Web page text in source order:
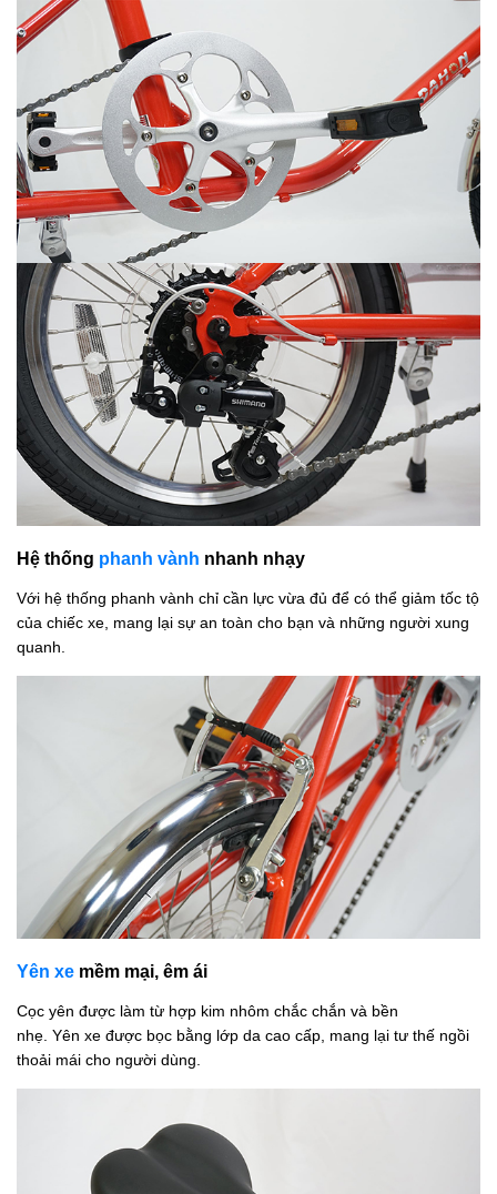
Hệ thống phanh vành nhanh nhạy
Với hệ thống phanh vành chỉ cần lực vừa đủ để có thể giảm tốc tộ
của chiếc xe, mang lại sự an toàn cho bạn và những người xung
quanh.
Yên xe mềm mại, êm ái
Cọc yên được làm từ hợp kim nhôm chắc chắn và bền
nhẹ. Yên xe được bọc bằng lớp da cao cấp, mang lại tư thế ngồi
thoải mái cho người dùng.